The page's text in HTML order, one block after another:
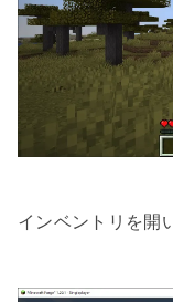
インベントリを開